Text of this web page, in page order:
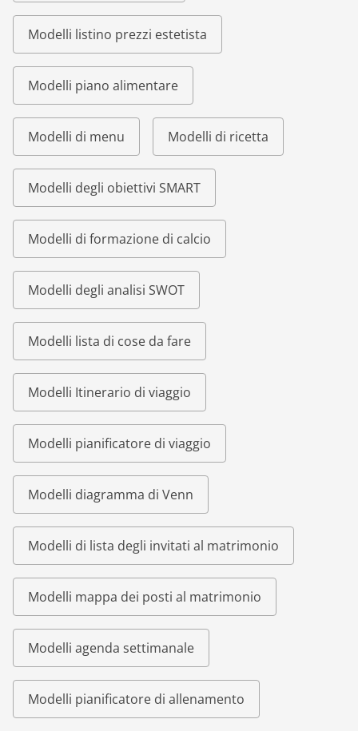
Modelli listino prezzi estetista
Modelli piano alimentare
Modelli di menu Modelli di ricetta
Modelli degli obiettivi SMART
Modelli di formazione di calcio
Modelli degli analisi SWOT
Modelli lista di cose da fare
Modelli Itinerario di viaggio
Modelli pianificatore di viaggio
Modelli diagramma di Venn
Modelli di lista degli invitati al matrimonio
Modelli mappa dei posti al matrimonio
Modelli agenda settimanale
Modelli pianificatore di allenamento